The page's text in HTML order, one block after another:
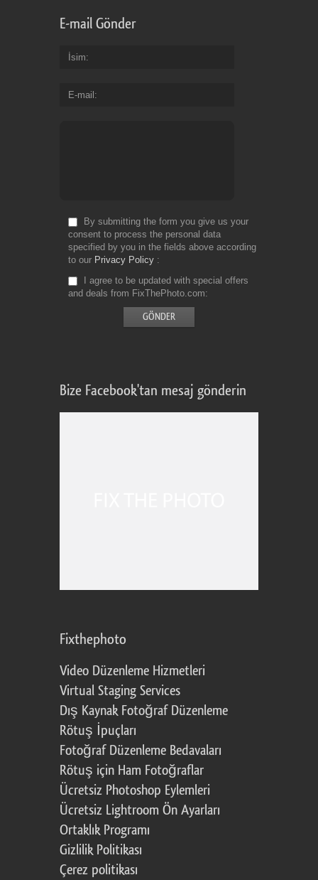
E-mail Gönder
İsim
E-mail
By submitting the form you give us your
consent to process the personal data
specified by you in the fields above according
to our Privacy Policy
I agree to be updated with special offers
and deals from FixThePhoto.com
Bize Facebook'tan mesaj gönderin
Fixthephoto
Video Düzenleme Hizmetleri
Virtual Staging Services
Dış Kaynak Fotoğraf Düzenleme
Rötuş İpuçları
Fotoğraf Düzenleme Bedavaları
Rötuş için Ham Fotoğraflar
Ücretsiz Photoshop Eylemleri
Ücretsiz Lightroom Ön Ayarları
Ortaklık Programı
Gizlilik Politikası
Çerez politikası